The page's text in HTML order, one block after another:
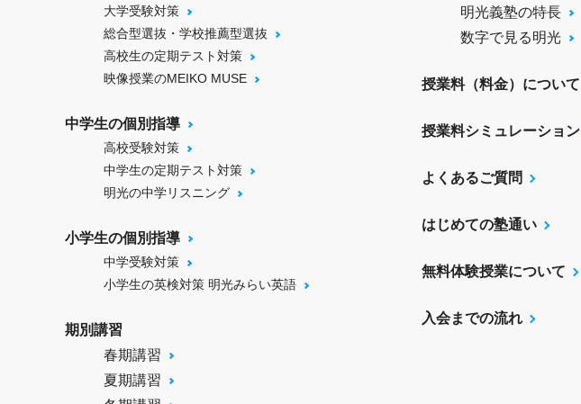
大学受験対策
総合型選抜・学校推薦型選抜
高校生の定期テスト対策
映像授業のMEIKO MUSE
中学生の個別指導
高校受験対策
中学生の定期テスト対策
明光の中学リスニング
小学生の個別指導
中学受験対策
小学生の英検対策 明光みらい英語
期別講習
春期講習
夏期講習
明光義塾の特長
数字で見る明光
授業料（料金）について
授業料シミュレーション
よくあるご質問
はじめての塾通い
無料体験授業について
入会までの流れ